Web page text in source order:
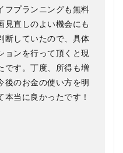
フプランニングも無料
見直しのよい機会にも
断していたので、具体
ョンを行って頂くと現
です。丁度、所得も増
後のお金の使い方を明
当に良かったです！